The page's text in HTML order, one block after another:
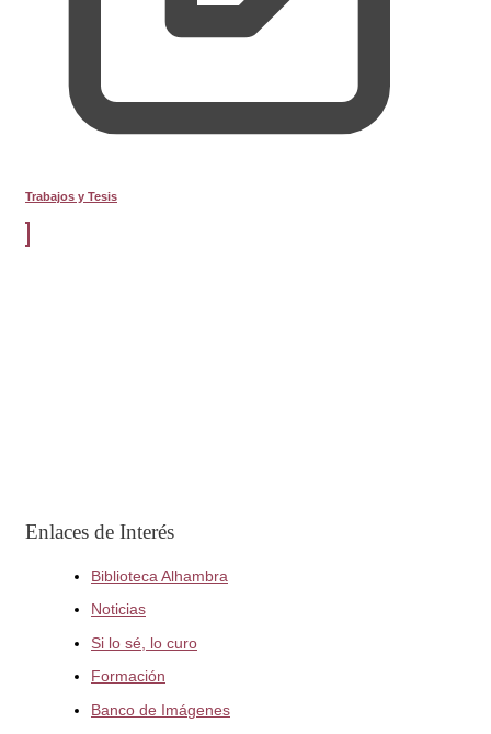
Trabajos y Tesis
Enlaces de Interés
Biblioteca Alhambra
Noticias
Si lo sé, lo curo
Formación
Banco de Imágenes